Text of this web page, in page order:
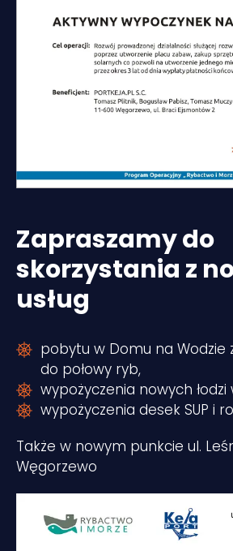
Zapraszamy do
skorzystania z
usług
pobytu w Domu na Wodzie
do połowy ryb,
wypożyczenia nowych łodzi
wypożyczenia desek SUP i
Także w nowym punkcie ul.
Węgorzewo